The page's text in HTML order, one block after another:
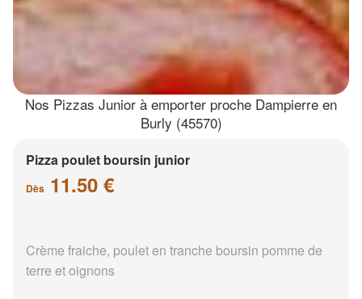
Nos Pizzas Junior à emporter proche Dampierre en
Burly (45570)
Pizza poulet boursin junior
Dès 11.50 €
Crème fraiche, poulet en tranche boursin pomme de
terre et oignons